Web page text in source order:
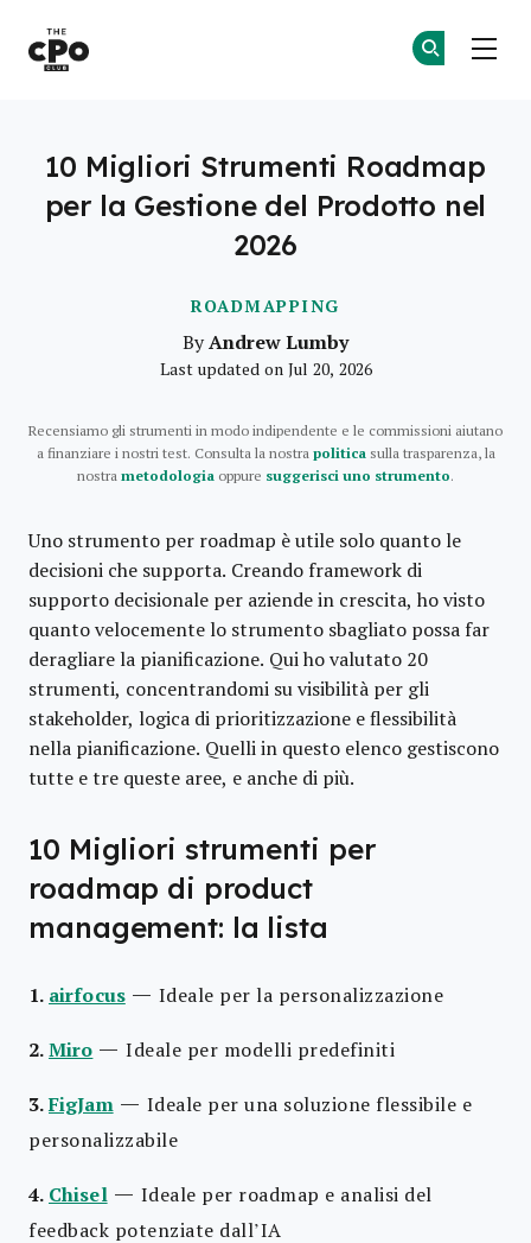
ROADMAPPING
10 Migliori Strumenti Roadmap
per la Gestione del Prodotto nel
2026
ByAndrew Lumby
Last updated on Jul 20, 2026
Recensiamo gli strumenti in modo indipendente e le commissioni aiutano
a finanziare i nostri test. Consulta la nostra politica sulla trasparenza, la
nostra metodologia oppure suggerisci uno strumento.
Uno strumento per roadmap è utile solo quanto le
decisioni che supporta. Creando framework di
supporto decisionale per aziende in crescita, ho visto
quanto velocemente lo strumento sbagliato possa far
deragliare la pianificazione. Qui ho valutato 20
strumenti, concentrandomi su visibilità per gli
stakeholder, logica di prioritizzazione e flessibilità
nella pianificazione. Quelli in questo elenco gestiscono
tutte e tre queste aree, e anche di più.
10 Migliori strumenti per
roadmap di product
management: la lista
1. airfocus — Ideale per la personalizzazione
2.Miro —Ideale per modelli predefiniti
3.FigJam — Ideale per una soluzione flessibile e
personalizzabile
4. Chisel — Ideale per roadmap e analisi del
feedback potenziate dall’IA